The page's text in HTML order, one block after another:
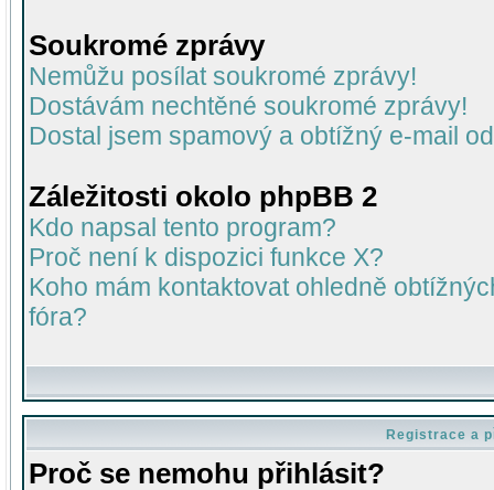
Soukromé zprávy
Nemůžu posílat soukromé zprávy!
Dostávám nechtěné soukromé zprávy!
Dostal jsem spamový a obtížný e-mail
Záležitosti okolo phpBB 2
Kdo napsal tento program?
Proč není k dispozici funkce X?
Koho mám kontaktovat ohledně
fóra?
Registrace a
Proč se nemohu přihlásit?